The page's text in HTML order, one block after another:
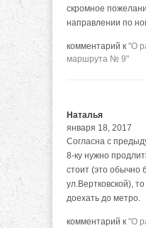
скромное
направлении по
комментарий к "О
маршрута № 9"
Наталья
января 18, 2017
Согласна с
8-ку нужно
стоит (это обычно
ул.Вертковской),
доехать до метро.
комментарий к "О